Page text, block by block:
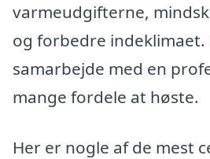
varmeudgifterne,
og forbedre
samarbejde med en
mange fordele at høste.
Her er nogle af de mest